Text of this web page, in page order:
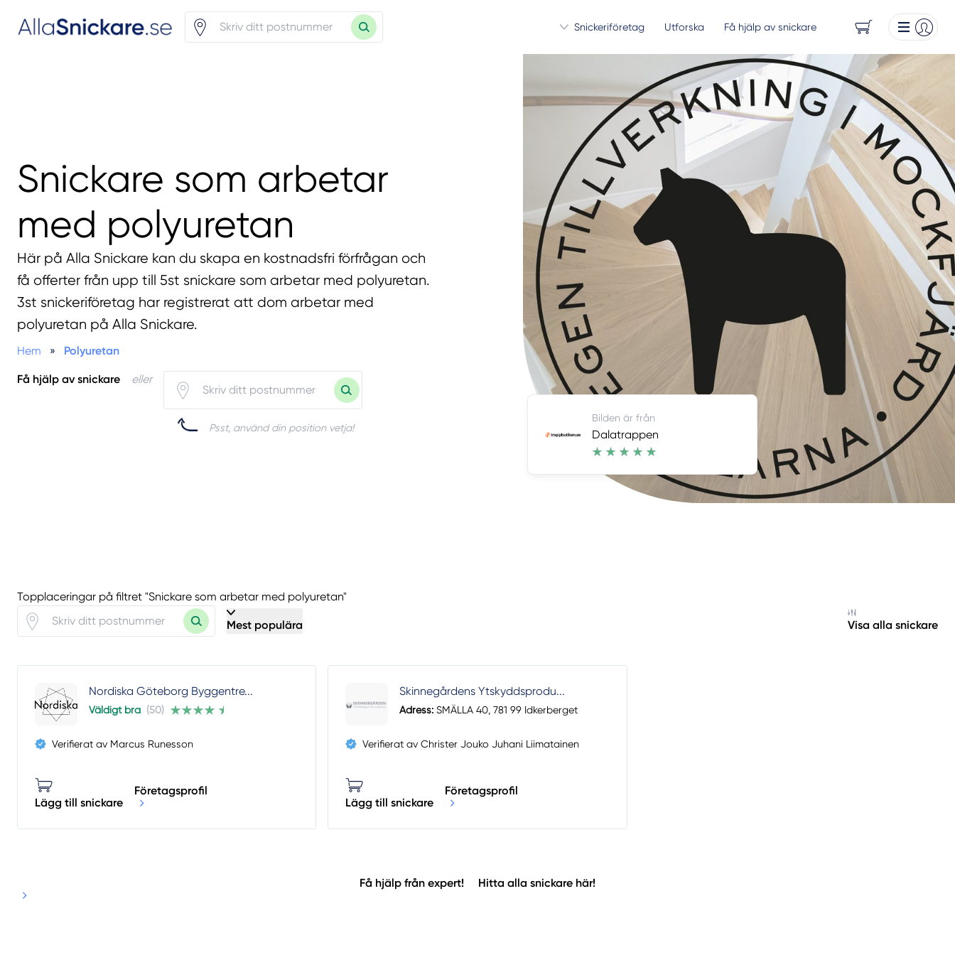
Snickeriföretag Utforska Få hjälp av snickare
Snickare som arbetar
med polyuretan
Här på Alla Snickare kan du skapa en kostnadsfri förfrågan och
få offerter från upp till 5st snickare som arbetar med polyuretan.
3st snickeriföretag har registrerat att dom arbetar med
polyuretan på Alla Snickare.
Hem » Polyuretan
Få hjälp av snickare eller
Psst, använd din position vetja!
Bilden är från
Dalatrappen
Topplaceringar på filtret "Snickare som arbetar med polyuretan"
Mest populära Visa alla snickare
Nordiska Göteborg Byggentre...
Väldigt bra (50)
Verifierat av Marcus Runesson
Lägg till snickare
Företagsprofil
Skinnegårdens Ytskyddsprodu...
Adress: SMÄLLA 40, 781 99 Idkerberget
Verifierat av Christer Jouko Juhani Liimatainen
Lägg till snickare
Företagsprofil
Få hjälp från expert! Hitta alla snickare här!